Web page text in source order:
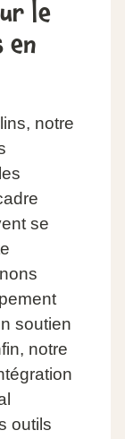
le
en
notre
se
soutien
notre
outils